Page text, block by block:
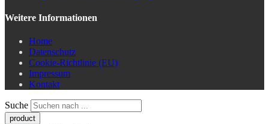
Weitere Informationen
Home
Datenschutz
Cookie-Richtlinie (EU)
Impressum
Kontakt
Suche